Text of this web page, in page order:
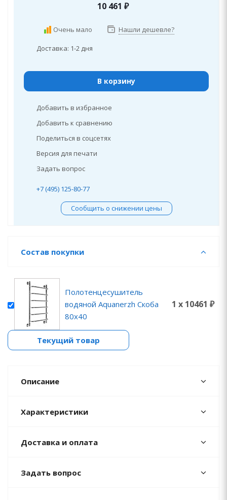
10 461 ₽
Очень мало Нашли дешевле?
Доставка: 1-2 дня
В корзину
Добавить в избранное
Добавить к сравнению
Поделиться в соцсетях
Версия для печати
Задать вопрос
+7 (495) 125-80-77
Сообщить о снижении цены
Состав покупки
Полотенцесушитель
водяной Aquanerzh Скоба
80х40
1 x 10461 ₽
Текущий товар
Описание
Характеристики
Доставка и оплата
Задать вопрос